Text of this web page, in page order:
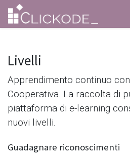
Livelli
Apprendimento continuo
Cooperativa. La raccolta di
piattaforma di e-learning
nuovi livelli.
Guadagnare riconoscimenti